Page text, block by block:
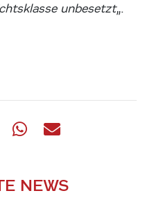
unbesetzt„.
NEWS